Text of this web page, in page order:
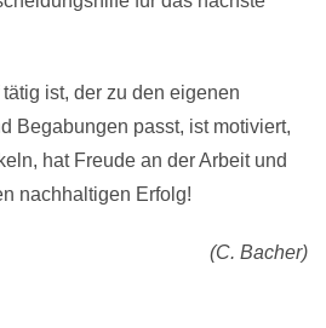
ist, der zu den eigenen
Begabungen passt, ist motiviert,
hat Freude an der Arbeit und
nachhaltigen Erfolg!
(C. Bacher)